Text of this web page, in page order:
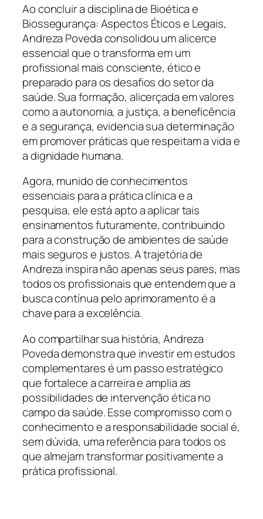
Ao concluir a disciplina de Bioética e
Biossegurança: Aspectos Éticos e Legais,
Andreza Poveda consolidou um alicerce
essencial que o transforma em um
profissional mais consciente, ético e
preparado para os desafios do setor da
saúde. Sua formação, alicerçada em valores
como a autonomia, a justiça, a beneficência
e a segurança, evidencia sua determinação
em promover práticas que respeitam a vida e
a dignidade humana.
Agora, munido de conhecimentos
essenciais para a prática clínica e a
pesquisa, ele está apto a aplicar tais
ensinamentos futuramente, contribuindo
para a construção de ambientes de saúde
mais seguros e justos. A trajetória de
Andreza inspira não apenas seus pares, mas
todos os profissionais que entendem que a
busca contínua pelo aprimoramento é a
chave para a excelência.
Ao compartilhar sua história, Andreza
Poveda demonstra que investir em estudos
complementares é um passo estratégico
que fortalece a carreira e amplia as
possibilidades de intervenção ética no
campo da saúde. Esse compromisso com o
conhecimento e a responsabilidade social é,
sem dúvida, uma referência para todos os
que almejam transformar positivamente a
prática profissional.